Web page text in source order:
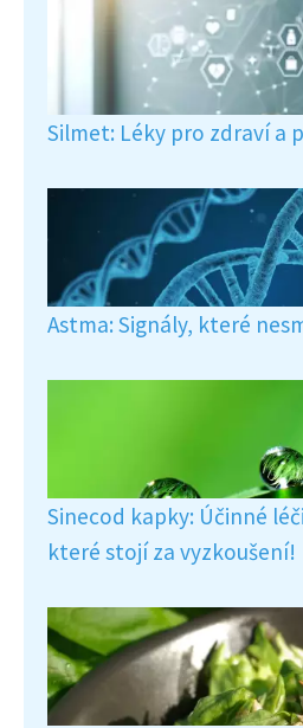
Silmet: Léky pro zdraví a
Astma: Signály, které
Sinecod kapky: Účinné
které stojí za vyzkoušení!